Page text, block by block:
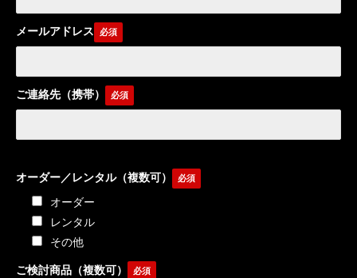
メールアドレス
ご連絡先（携帯）
オーダー／レンタル（複数可）
オーダー
レンタル
その他
ご検討商品（複数可）